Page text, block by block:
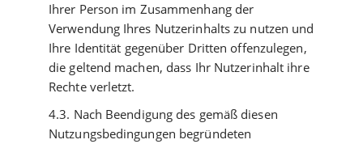
Ihrer Person im Zusammenhang der
Verwendung Ihres Nutzerinhalts zu nutzen und
Ihre Identität gegenüber Dritten offenzulegen,
die geltend machen, dass Ihr Nutzerinhalt ihre
Rechte verletzt.
4.3. Nach Beendigung des gemäß diesen
Nutzungsbedingungen begründeten